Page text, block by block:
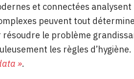
et connectées analysent
peuvent tout
le problème
les règles
».